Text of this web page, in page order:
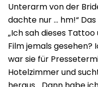
Unterarm von der
dachte nur … hm!“
„Ich sah dieses
Film jemals gesehen?
war sie für
Hotelzimmer und